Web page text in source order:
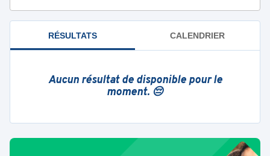
RÉSULTATS CALENDRIER
Aucun résultat de disponible pour le
moment. 😔